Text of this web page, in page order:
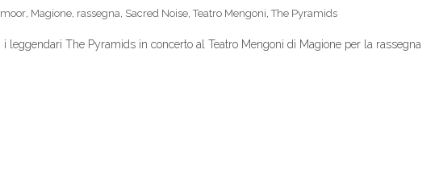
Magione rassegna Sacred Noise ,Teatro Mengoni ,The Pyramids
i leggendari The Pyramids in concerto al Teatro Mengoni di Magione per la rassegna